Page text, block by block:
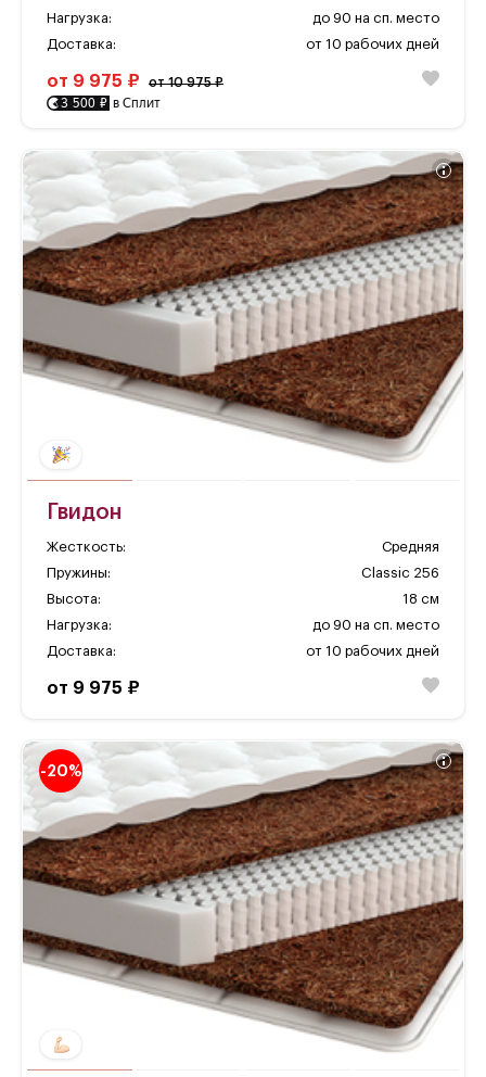
Нагрузка:
до 90 на сп. место
Доставка:
от 10 рабочих дней
от 9 975 ₽ от 10 975 ₽
3 500 ₽ в Сплит
Гвидон
Жесткость:
Средняя
Пружины:
Classic 256
Высота:
18 см
Нагрузка:
до 90 на сп. место
Доставка:
от 10 рабочих дней
от 9 975 ₽
-20%